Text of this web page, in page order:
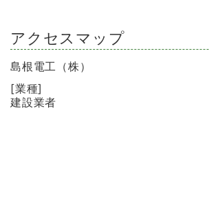
アクセスマップ
島根電工（株）
[業種]
建設業者